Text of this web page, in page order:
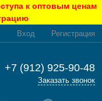
к оптовым ценам
Вход Регистрация
+7 (912) 925-90-48
Заказать звонок